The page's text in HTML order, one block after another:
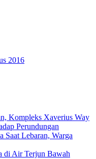
2016
Kompleks Xaverius Way
Perundungan
Saat Lebaran, Warga
di Air Terjun Bawah